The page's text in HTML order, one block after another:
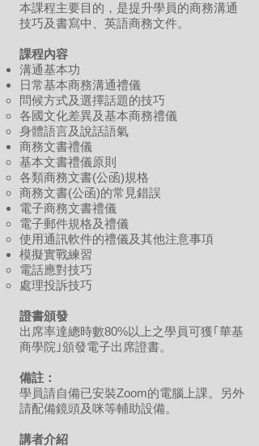
本課程主要目的，是提升學員的商務溝通
技巧及書寫中、英語商務文件。
課程內容
溝通基本功
日常基本商務溝通禮儀
問候方式及選擇話題的技巧
各國文化差異及基本商務禮儀
身體語言及說話語氣
商務文書禮儀
基本文書禮儀原則
各類商務文書(公函)規格
商務文書(公函)的常見錯誤
電子商務文書禮儀
電子郵件規格及禮儀
使用通訊軟件的禮儀及其他注意事項
模擬實戰練習
電話應對技巧
處理投訴技巧
證書頒發
出席率達總時數80%以上之學員可獲｢華基
商學院｣頒發電子出席證書。
備註：
學員請自備已安裝Zoom的電腦上課。另外
請配備鏡頭及咪等輔助設備。
講者介紹